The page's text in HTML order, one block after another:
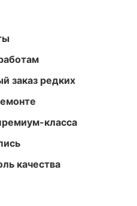
заказ редких
класса
качества